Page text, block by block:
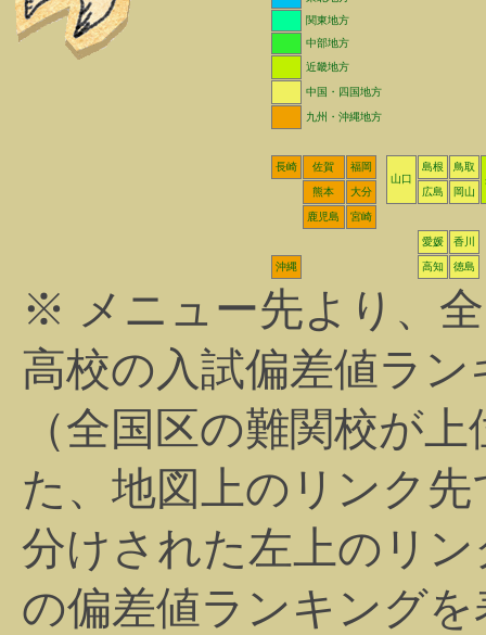
関東地方
中部地方
近畿地方
中国・四国地方
九州・沖縄地方
長崎 佐賀
福岡
山口
島根
鳥取
熊本
大分 広島 岡山
鹿児島 宮崎
愛媛 香川
沖縄 高知 徳島
※ メニュー先より、
高校の入試偏差値ラ
（全国区の難関校が
た、地図上のリンク
分けされた左上のリ
の偏差値ランキング